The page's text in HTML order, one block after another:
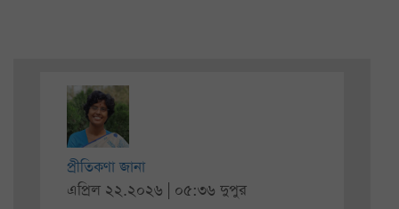
প্রীতিকণা জানা
এপ্রিল ২২.২০২৬ | ০৫:৩৬ দুপুর